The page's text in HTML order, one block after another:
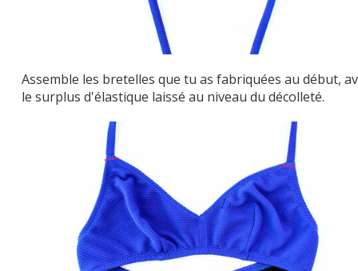
Assemble les bretelles que tu as fabriquées au début,
le surplus d'élastique laissé au niveau du décolleté.